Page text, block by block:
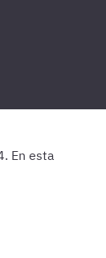
En esta